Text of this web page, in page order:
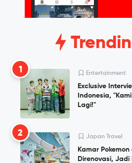
1 Entertainment
Exclusive
Indonesia,
Lagi!"
2 Japan Travel
Kamar Pokemon
Direnovasi, Jadi